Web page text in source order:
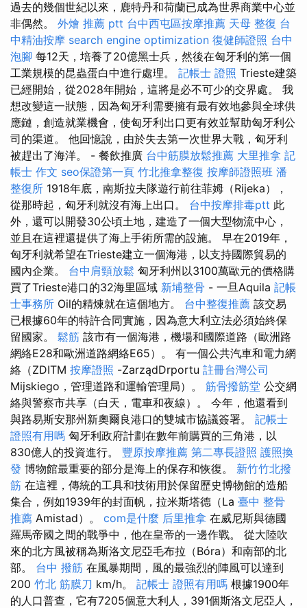
過去的幾個世紀以來，鹿特丹和荷蘭已成為世界商業中心並
非偶然。 外燴 推薦 ptt 台中西屯區按摩推薦 天母 整復 台
中精油按摩 search engine optimization 復健師證照 台中
泡腳 每12天，培養了20億黑士兵，然後在匈牙利的第一個
工業規模的昆蟲蛋白中進行處理。 記帳士 證照 Trieste建築
已經開始，從2028年開始，這將是必不可少的交界處。 我
想改變這一狀態，因為匈牙利需要擁有最有效地參與全球供
應鏈，創造就業機會，使匈牙利出口更有效並幫助匈牙利公
司的渠道。 他回憶說，由於失去第一次世界大戰，匈牙利
被趕出了海洋。 - 餐飲推廣 台中筋膜放鬆推薦 大里推拿 記
帳士 作文 seo保證第一頁 竹北推拿整復 按摩師證照班 潘
整復所 1918年底，南斯拉夫隊遊行前往菲姆（Rijeka），
從那時起，匈牙利就沒有海上出口。 台中按摩排毒ptt 此
外，還可以開發30公頃土地，建造了一個大型物流中心，
並且在這裡還提供了海上手術所需的設施。 早在2019年，
匈牙利就希望在Trieste建立一個海港，以支持國際貿易的
國內企業。 台中肩頸放鬆 匈牙利州以3100萬歐元的價格購
買了Trieste港口的32海里區域 新埔整骨 - 一旦Aquila 記帳
士事務所 Oil的精煉就在這個地方。 台中整復推薦 該交易
已根據60年的特許合同實施，因為意大利立法必須始終保
留國家。 鬆筋 該市有一個海港，機場和國際道路（歐洲路
網絡E28和歐洲道路網絡E65）。 有一個公共汽車和電力網
絡（ZDITM 按摩證照 -ZarządDrportu 註冊台灣公司
Mijskiego，管理道路和運輸管理局）。 筋骨撥筋堂 公交網
絡與警察市共享（白天，電車和夜線）。 今年，他還看到
與路易斯安那州新奧爾良港口的雙城市協議簽署。 記帳士
證照有用嗎 匈牙利政府計劃在數年前購買的三角港，以
830億人的投資進行。 豐原按摩推薦 第二專長證照 護照換
發 博物館最重要的部分是海上的保存和恢復。 新竹竹北撥
筋 在這裡，傳統的工具和技術用於保留歷史博物館的造船
集合，例如1939年的封面帆，拉米斯塔德（La 臺中 整骨
推薦 Amistad）。 com是什麼 后里推拿 在威尼斯與德國
羅馬帝國之間的戰爭中，他在皇帝的一邊作戰。 從大陸吹
來的北方風被稱為斯洛文尼亞毛布拉（Bóra）和南部的北
部。 台中 撥筋 在風暴期間，風的最強烈的陣風可以達到
200 竹北 筋膜刀 km/h。 記帳士 證照有用嗎 根據1900年
的人口普查，它有7205個意大利人，391個斯洛文尼亞人，